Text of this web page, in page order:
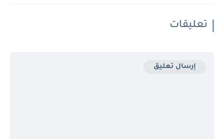
تعليقات
إرسال تعليق